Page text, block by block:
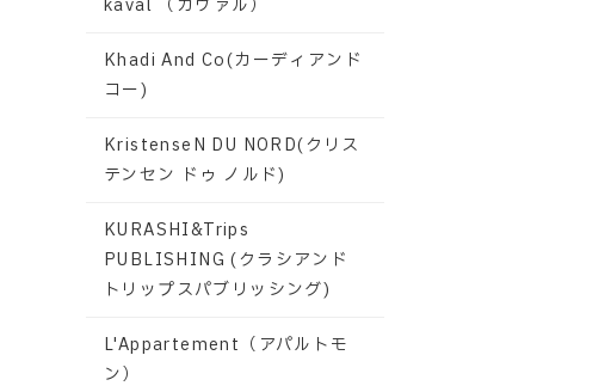
kaval （カヴァル）
Khadi And Co(カーディアンド
コー)
KristenseN DU NORD(クリス
テンセン ドゥ ノルド)
KURASHI&Trips
PUBLISHING (クラシアンド
トリップスパブリッシング)
L'Appartement（アパルトモ
ン）